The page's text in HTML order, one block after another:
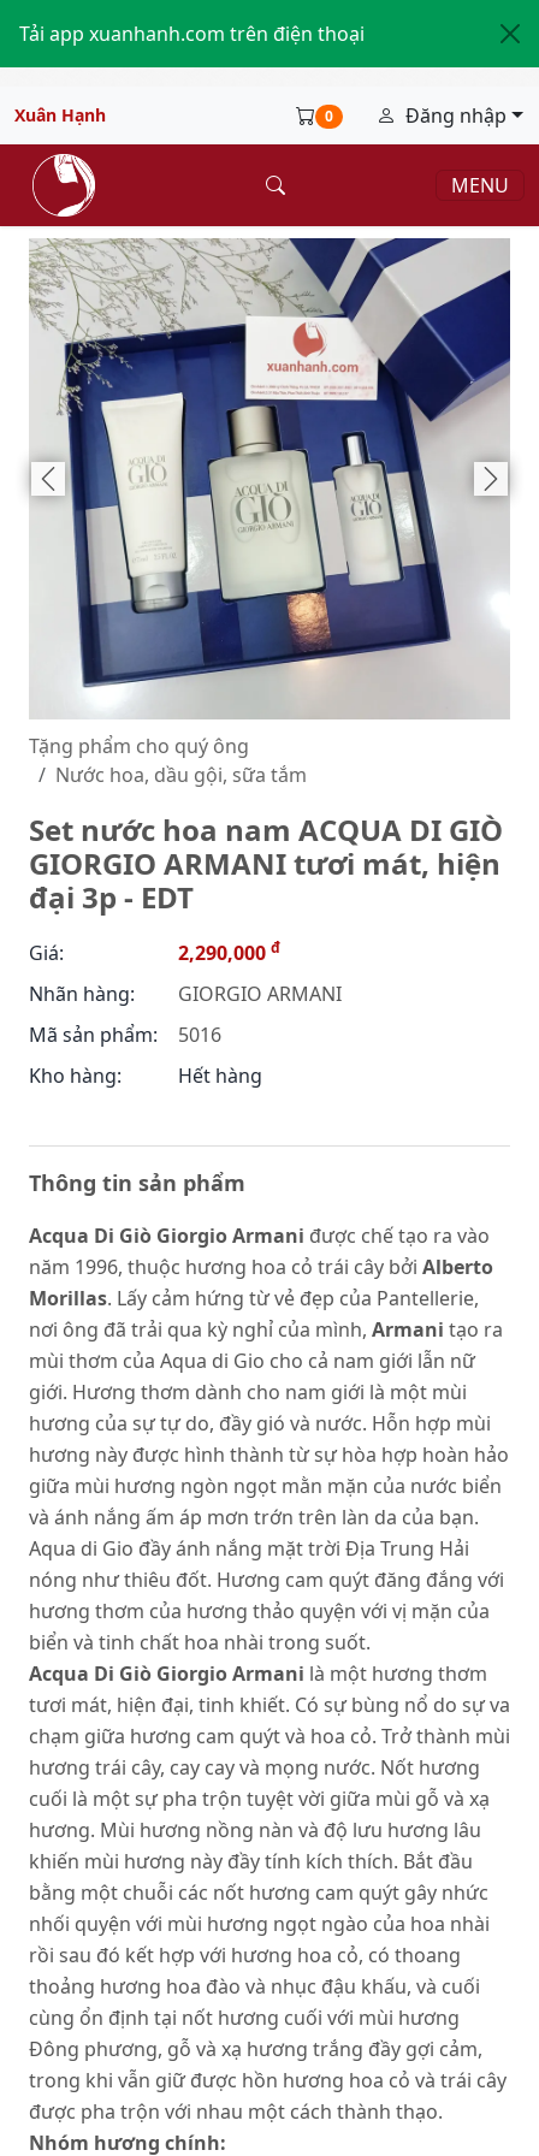
Tải app xuanhanh.com trên điện thoại
Xuân Hạnh 0 Đăng nhập
MENU
Tặng phẩm cho quý ông
Nước hoa, dầu gội, sữa tắm
Set nước hoa nam ACQUA DI GIÒ
GIORGIO ARMANI tươi mát, hiện
đại 3p - EDT
Giá: 2,290,000 đ
Nhãn hàng:
GIORGIO ARMANI
Mã sản phẩm:
5016
Kho hàng:
Hết hàng
Thông tin sản phẩm
Acqua Di Giò Giorgio Armani được chế tạo ra vào
năm 1996, thuộc hương hoa cỏ trái cây bởi Alberto
Morillas. Lấy cảm hứng từ vẻ đẹp của Pantellerie,
nơi ông đã trải qua kỳ nghỉ của mình, Armani tạo ra
mùi thơm của Aqua di Gio cho cả nam giới lẫn nữ
giới. Hương thơm dành cho nam giới là một mùi
hương của sự tự do, đầy gió và nước. Hỗn hợp mùi
hương này được hình thành từ sự hòa hợp hoàn hảo
giữa mùi hương ngòn ngọt mằn mặn của nước biển
và ánh nắng ấm áp mơn trớn trên làn da của bạn.
Aqua di Gio đầy ánh nắng mặt trời Địa Trung Hải
nóng như thiêu đốt. Hương cam quýt đăng đắng với
hương thơm của hương thảo quyện với vị mặn của
biển và tinh chất hoa nhài trong suốt.
Acqua Di Giò Giorgio Armani là một hương thơm
tươi mát, hiện đại, tinh khiết. Có sự bùng nổ do sự va
chạm giữa hương cam quýt và hoa cỏ. Trở thành mùi
hương trái cây, cay cay và mọng nước. Nốt hương
cuối là một sự pha trộn tuyệt vời giữa mùi gỗ và xạ
hương. Mùi hương nồng nàn và độ lưu hương lâu
khiến mùi hương này đầy tính kích thích. Bắt đầu
bằng một chuỗi các nốt hương cam quýt gây nhức
nhối quyện với mùi hương ngọt ngào của hoa nhài
rồi sau đó kết hợp với hương hoa cỏ, có thoang
thoảng hương hoa đào và nhục đậu khấu, và cuối
cùng ổn định tại nốt hương cuối với mùi hương
Đông phương, gỗ và xạ hương trắng đầy gợi cảm,
trong khi vẫn giữ được hồn hương hoa cỏ và trái cây
được pha trộn với nhau một cách thành thạo.
Nhóm hương chính: